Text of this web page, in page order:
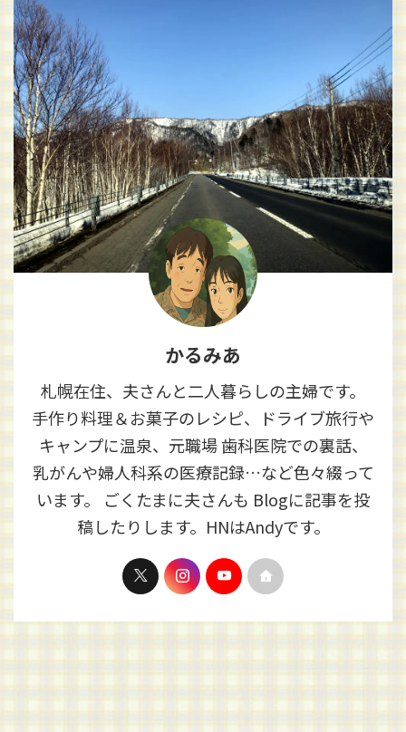
かるみあ
札幌在住、夫さんと二人暮らしの主婦です。
手作り料理＆お菓子のレシピ、ドライブ旅行や
キャンプに温泉、元職場 歯科医院での裏話、
乳がんや婦人科系の医療記録…など色々綴って
います。 ごくたまに夫さんも Blogに記事を投
稿したりします。HNはAndyです。